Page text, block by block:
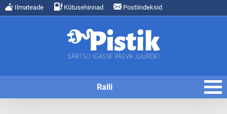
Ilmateade Kütusehinnad Postiindeksid
Ralli